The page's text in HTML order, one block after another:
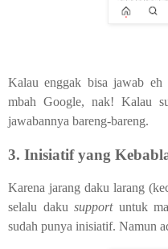
Kalau enggak bisa jawab eh
mbah Google, nak! Kalau
jawabannya bareng-bareng.
3. Inisiatif yang
Karena jarang daku larang
selalu dakusupport untuk
sudah punya inisiatif. Namun